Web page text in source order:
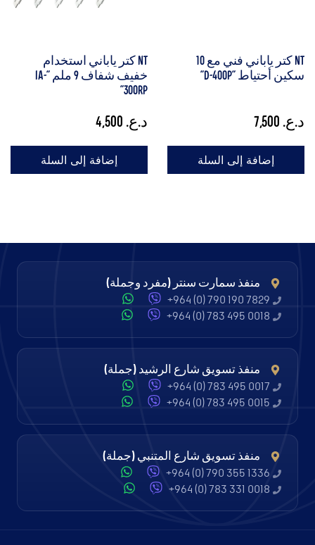
NT كتر ياباني فني مع 10
سكين أحتياط "D-400P"
د.ع.
إضافة إلى السلة
NT كتر ياباني استخدام
خفيف شفاف 9 ملم "iA-
300RP"
د.ع.
إضافة إلى السلة
منفذ سمارت سنتر (مفرد وجملة)
+964 (0) 790 190 7829
+964 (0) 783 495 0018
منفذ تسويق شارع الرشيد (جملة)
+964 (0) 783 495 0017
+964 (0) 783 495 0015
منفذ تسويق شارع المتنبي (جملة)
+964 (0) 790 355 1336
+964 (0) 783 331 0018